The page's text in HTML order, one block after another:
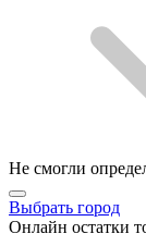
Не смогли
Выбрать город
Онлайн остатки